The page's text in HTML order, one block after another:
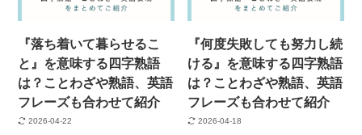
『落ち着いて暮らせるこ
と』を意味する四字熟語
は？ことわざや熟語、英語
フレーズも合わせて紹介
2026-04-22
『何度失敗しても努力し続
ける』を意味する四字熟語
は？ことわざや熟語、英語
フレーズも合わせて紹介
2026-04-18